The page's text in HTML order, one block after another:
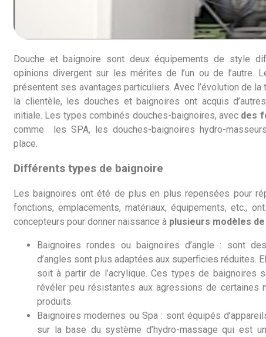
Douche et baignoire sont deux équipements de style
opinions divergent sur les mérites de l’un ou de l’autre.
présentent ses avantages particuliers. Avec l’évolution de
la clientèle, les douches et baignoires ont acquis
initiale. Les types combinés douches-baignoires, avec des
comme les SPA, les douches-baignoires hydro-
place.
Différents types de baignoire
Les baignoires ont été de plus en plus repensées pour
fonctions, emplacements, matériaux, équipements, etc.,
concepteurs pour donner naissance à plusieurs modèles
Baignoires rondes ou baignoires d’angle : sont
d’angles sont plus adaptées aux superficies réduites.
soit à partir de l’acrylique. Ces types de baignoires
révéler peu résistantes aux agressions de certaines
produits.
Baignoires modernes ou Spa : sont équipés
sur la base du système d’hydro-massage qui est